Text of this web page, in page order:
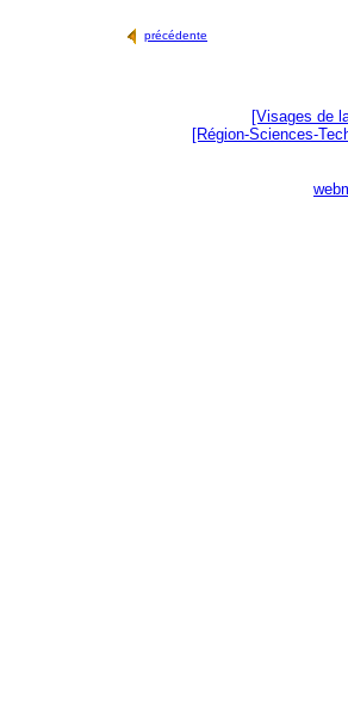
précédente
[Visages de
[Région-Sciences-